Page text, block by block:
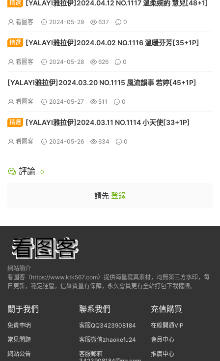
精選 [YALAYI雅拉伊]2024.04.12 NO.1117 溫柔婉約 慧兒[48+1]
看圖客 2024-05-29 637 0
精選 [YALAYI雅拉伊]2024.04.02 NO.1116 溫暖芬芳[35+1P]
看圖客 2024-05-28 626 0
[YALAYI雅拉伊]2024.03.20 NO.1115 風流韻事 若婷[45+1P]
看圖客 2024-05-27 511 0
精選 [YALAYI雅拉伊]2024.03.11 NO.1114 小天使[33+1P]
看圖客 2024-05-26 634 0
評論 0
請先 登錄
網站簡介
看圖客（https://www.ktk567.com）提供海量寫真素材，均無第三方水印，每
日更新，穩定運營，信譽質量有保障，永久會員更有全站打包下載權限。
關于我們
免責申明
常見問題
網站公告
聯系我們
客服QQ3423908184
客服微信zhaokefu24
客服郵箱
充值購買
在線開通VIP
會員中心
推廣中心